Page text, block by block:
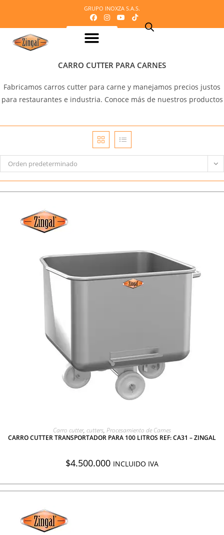
GRUPO INOXZA S.A.S.
CARRO CUTTER PARA CARNES
Fabricamos carros cutter para carne y manejamos precios justos
para restaurantes e industria. Conoce más de nuestros productos
Orden predeterminado
AGREGAR A COTIZACIÓN
Carro cutter, cutters, Procesamiento de Carnes
CARRO CUTTER TRANSPORTADOR PARA 100 LITROS REF: CA31 – ZINGAL
$4.500.000 INCLUIDO IVA